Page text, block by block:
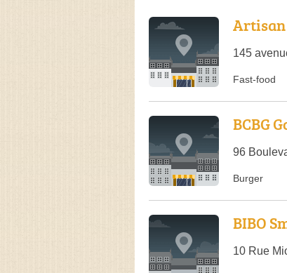
Artisan
145
Fast-food
BCBG
96
Burger
BIBO
10 Rue